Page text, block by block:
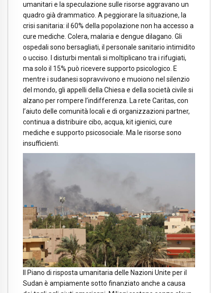
umanitari e la speculazione sulle risorse aggravano un
quadro già drammatico. A peggiorare la situazione, la
crisi sanitaria: il 60% della popolazione non ha accesso a
cure mediche. Colera, malaria e dengue dilagano. Gli
ospedali sono bersagliati, il personale sanitario intimidito
o ucciso. I disturbi mentali si moltiplicano tra i rifugiati,
ma solo il 15% può ricevere supporto psicologico. E
mentre i sudanesi sopravvivono e muoiono nel silenzio
del mondo, gli appelli della Chiesa e della società civile si
alzano per rompere l’indifferenza. La rete Caritas, con
l’aiuto delle comunità locali e di organizzazioni partner,
continua a distribuire cibo, acqua, kit igienici, cure
mediche e supporto psicosociale. Ma le risorse sono
insufficienti.
Il Piano di risposta umanitaria delle Nazioni Unite per il
Sudan è ampiamente sotto finanziato anche a causa